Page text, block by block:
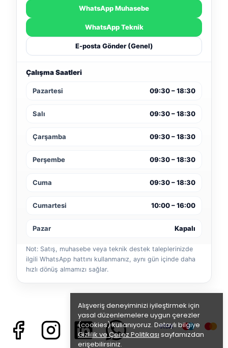
Alışveriş deneyiminizi iyileştirmek için
yasal düzenlemelere uygun çerezler
(cookies) kullanıyoruz. Detaylı bilgiye
Gizlilik ve Çerez Politikası sayfamızdan
erişebilirsiniz.
WhatsApp Muhasebe
WhatsApp Teknik
E-posta Gönder (Genel)
Çalışma Saatleri
Pazartesi 09:30 – 18:30
Salı 09:30 – 18:30
Çarşamba 09:30 – 18:30
Perşembe 09:30 – 18:30
Cuma 09:30 – 18:30
Cumartesi 10:00 – 16:00
Pazar Kapalı
Not: Satış, muhasebe veya teknik destek taleplerinizde
ilgili WhatsApp hattını kullanmanız, aynı gün içinde daha
hızlı dönüş almamızı sağlar.